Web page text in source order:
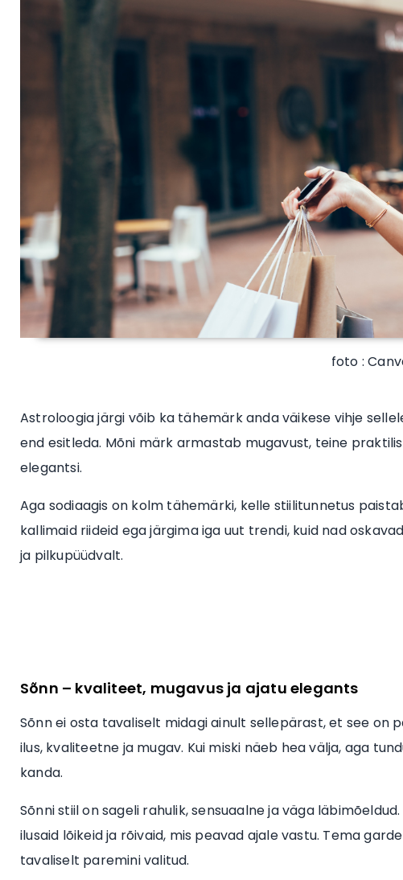
foto :
Astroloogia järgi võib ka tähemärk anda väikese vihje
end esitleda. Mõni märk armastab mugavust, teine
elegantsi.
Aga sodiaagis on kolm tähemärki, kelle stiilitunnetus
kallimaid riideid ega järgima iga uut trendi, kuid nad
ja pilkupüüdvalt.
Sõnn – kvaliteet, mugavus ja ajatu elegants
Sõnn ei osta tavaliselt midagi ainult sellepärast, et see on
ilus, kvaliteetne ja mugav. Kui miski näeb hea välja, aga
kanda.
Sõnni stiil on sageli rahulik, sensuaalne ja väga
ilusaid lõikeid ja rõivaid, mis peavad ajale vastu. Tema
tavaliselt paremini valitud.